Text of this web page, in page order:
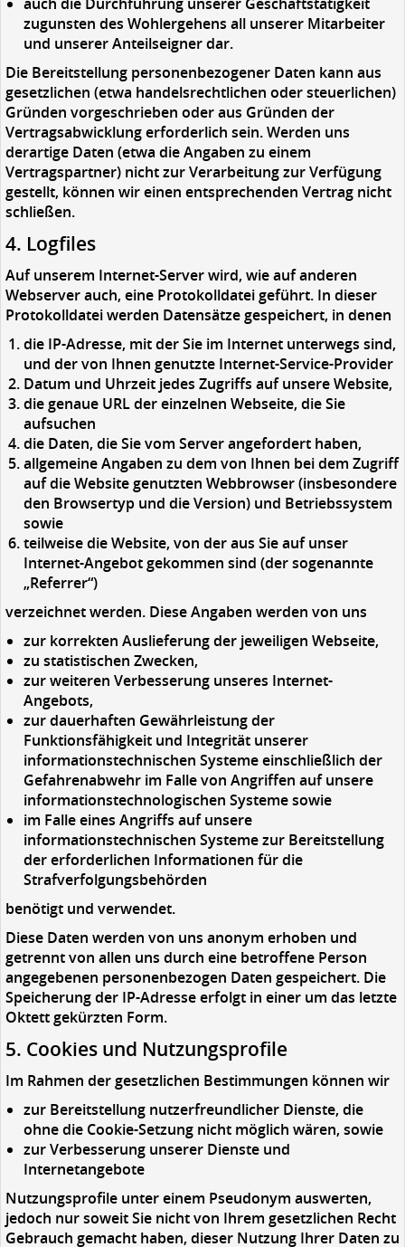
zugunsten des Wohlergehens all unserer Mitarbeiter
und unserer Anteilseigner dar.
Die Bereitstellung personenbezogener Daten kann aus
gesetzlichen (etwa handelsrechtlichen oder steuerlichen)
Gründen vorgeschrieben oder aus Gründen der
Vertragsabwicklung erforderlich sein. Werden uns
derartige Daten (etwa die Angaben zu einem
Vertragspartner) nicht zur Verarbeitung zur Verfügung
gestellt, können wir einen entsprechenden Vertrag nicht
schließen.
4. Logfiles
Auf unserem Internet-Server wird, wie auf anderen
Webserver auch, eine Protokolldatei geführt. In dieser
Protokolldatei werden Datensätze gespeichert, in denen
die IP-Adresse, mit der Sie im Internet unterwegs sind,
und der von Ihnen genutzte Internet-Service-Provider
Datum und Uhrzeit jedes Zugriffs auf unsere Website,
die genaue URL der einzelnen Webseite, die Sie
aufsuchen
die Daten, die Sie vom Server angefordert haben,
allgemeine Angaben zu dem von Ihnen bei dem Zugriff
auf die Website genutzten Webbrowser (insbesondere
den Browsertyp und die Version) und Betriebssystem
sowie
teilweise die Website, von der aus Sie auf unser
Internet-Angebot gekommen sind (der sogenannte
„Referrer“)
verzeichnet werden. Diese Angaben werden von uns
zur korrekten Auslieferung der jeweiligen Webseite,
zu statistischen Zwecken,
zur weiteren Verbesserung unseres Internet-
Angebots,
zur dauerhaften Gewährleistung der
Funktionsfähigkeit und Integrität unserer
informationstechnischen Systeme einschließlich der
Gefahrenabwehr im Falle von Angriffen auf unsere
informationstechnologischen Systeme sowie
im Falle eines Angriffs auf unsere
informationstechnischen Systeme zur Bereitstellung
der erforderlichen Informationen für die
Strafverfolgungsbehörden
benötigt und verwendet.
Diese Daten werden von uns anonym erhoben und
getrennt von allen uns durch eine betroffene Person
angegebenen personenbezogen Daten gespeichert. Die
Speicherung der IP-Adresse erfolgt in einer um das letzte
Oktett gekürzten Form.
5. Cookies und Nutzungsprofile
Im Rahmen der gesetzlichen Bestimmungen können wir
zur Bereitstellung nutzerfreundlicher Dienste, die
ohne die Cookie-Setzung nicht möglich wären, sowie
zur Verbesserung unserer Dienste und
Internetangebote
Nutzungsprofile unter einem Pseudonym auswerten,
jedoch nur soweit Sie nicht von Ihrem gesetzlichen Recht
Gebrauch gemacht haben, dieser Nutzung Ihrer Daten zu